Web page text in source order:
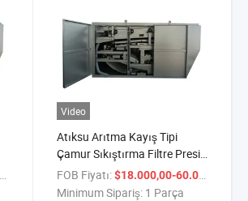
/ Parça
Video
Atıksu Arıtma Kayış Tipi
Çamur Sıkıştırma Filtre Presi
Ünitesi
FOB Fiyatı: $18.000,00-60.000,00
Minimum Sipariş: 1 Parça